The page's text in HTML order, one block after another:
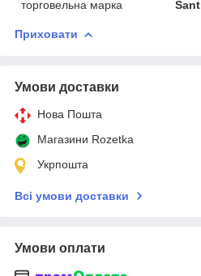
торговельна марка
Приховати
Умови доставки
Нова Пошта
Магазини Rozetka
Укрпошта
Всі умови доставки
Умови оплати